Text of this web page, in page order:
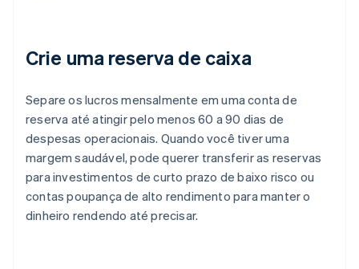
Crie uma reserva de caixa
Separe os lucros mensalmente em uma conta de
reserva até atingir pelo menos 60 a 90 dias de
despesas operacionais. Quando você tiver uma
margem saudável, pode querer transferir as reservas
para investimentos de curto prazo de baixo risco ou
contas poupança de alto rendimento para manter o
dinheiro rendendo até precisar.